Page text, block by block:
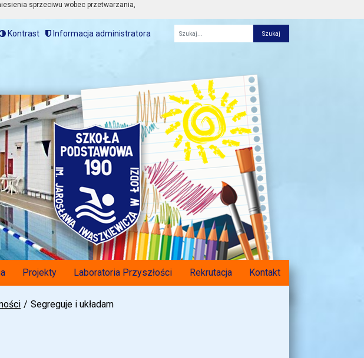
sprzeciwu wobec przetwarzania,
Kontrast Informacja administratora
Fraza
Projekty Laboratoria Przyszłości Rekrutacja Kontakt
Segreguje i układam